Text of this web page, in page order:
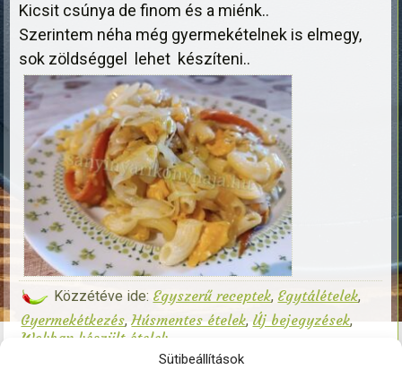
Sütibeállítások
Kicsit csúnya de finom és a miénk..
Szerintem néha még gyermekételnek is elmegy,
sok zöldséggel lehet készíteni..
Közzétéve ide: Egyszerű receptek, Egytálételek,
Gyermekétkezés,Húsmentes ételek, Új bejegyzések,
Wokban készült ételek
Kapcsolódó címkék: zöldséges párolt tészta